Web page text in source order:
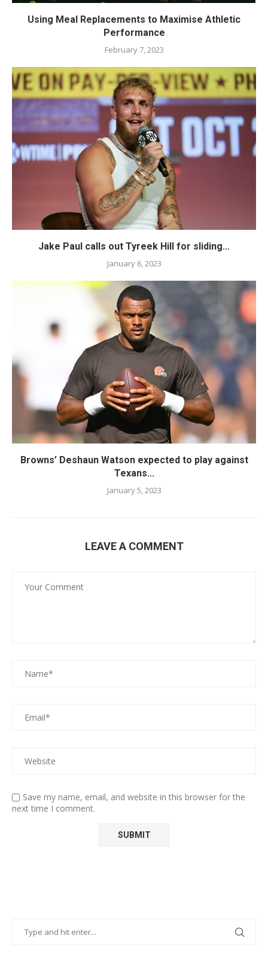
Using Meal Replacements to Maximise Athletic
Performance
February 7, 2023
Jake Paul calls out Tyreek Hill for sliding...
January 6, 2023
Browns’ Deshaun Watson expected to play against
Texans...
January 5, 2023
LEAVE A COMMENT
Save my name, email, and website in this browser for the
next time I comment.